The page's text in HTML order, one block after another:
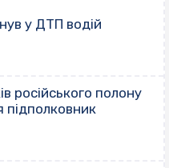
у ДТП водій
російського полону